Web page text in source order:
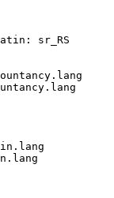
sr_RS